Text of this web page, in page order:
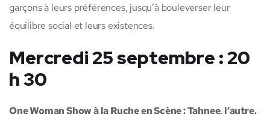
garçons à leurs préférences, jusqu’à bouleverser leur
équilibre social et leurs existences.
Mercredi 25 septembre : 20
h 30
One Woman Show à la Ruche en Scène : Tahnee, l’autre.